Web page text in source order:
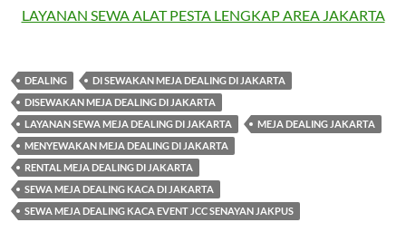
LAYANAN SEWA ALAT PESTA LENGKAP AREA JAKARTA
DEALING
DI SEWAKAN MEJA DEALING DI JAKARTA
DISEWAKAN MEJA DEALING DI JAKARTA
LAYANAN SEWA MEJA DEALING DI JAKARTA
MEJA DEALING JAKARTA
MENYEWAKAN MEJA DEALING DI JAKARTA
RENTAL MEJA DEALING DI JAKARTA
SEWA MEJA DEALING KACA DI JAKARTA
SEWA MEJA DEALING KACA EVENT JCC SENAYAN JAKPUS